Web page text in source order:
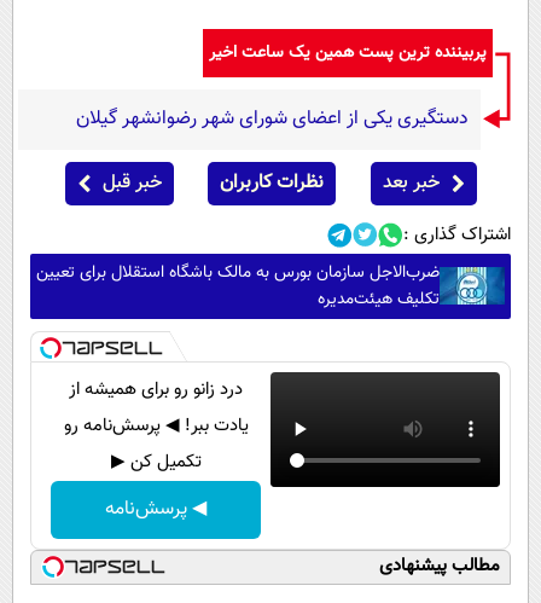
پربیننده ترین پست همین یک ساعت اخیر
دستگیری یکی از اعضای شورای شهر رضوانشهر گیلان
خبر بعد نظرات کاربران خبر قبل
اشتراک گذاری :
ضرب‌الاجل سازمان بورس به مالک باشگاه استقلال برای تعیین
تکلیف هیئت‌مدیره
درد زانو رو برای همیشه از
یادت ببر! ◀ پرسش‌نامه رو
تکمیل کن ▶
◀ پرسش‌نامه
مطالب پیشنهادی